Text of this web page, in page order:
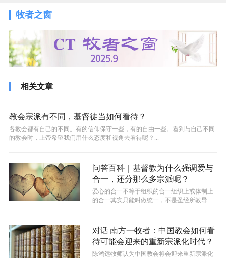
牧者之窗
相关文章
教会宗派有不同，基督徒当如何看待？
各教会都有自己的不同。有的信仰保守一些，有的自由一些。看到与自己不同
的教会时，上帝希望我们用什么态度和视角去看待呢？...
问答百科｜基督教为什么强调爱与
合一，还分那么多宗派呢？
爱心的合一不等于组织的合一组织上或体制上
的合一其实只能叫做统一，不是圣经所教导的
对话|南方一牧者：中国教会如何看
待可能会迎来的重新宗派化时代？
陈鸿远牧师认为中国教会将会迎来重新宗派化